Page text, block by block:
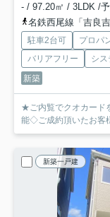
- / 97.20㎡ / 3LDK /
名鉄西尾線「吉良
駐車2台可 プロパ
バリアフリー
シス
新築
★ご内覧でクオカード
能◇ご成約頂いたお客
新築一戸建